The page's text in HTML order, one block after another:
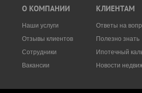
О КОМПАНИИ
Наши услуги
Отзывы клиентов
Сотрудники
Вакансии
КЛИЕНТАМ
Ответы на
Полезно знать
Ипотечный
Новости